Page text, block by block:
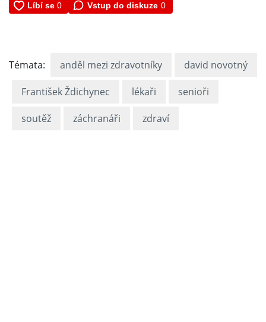
Vstup do diskuze 0
Témata: anděl mezi zdravotníky david novotný
František Ždichynec lékaři senioři
soutěž záchranáři zdraví